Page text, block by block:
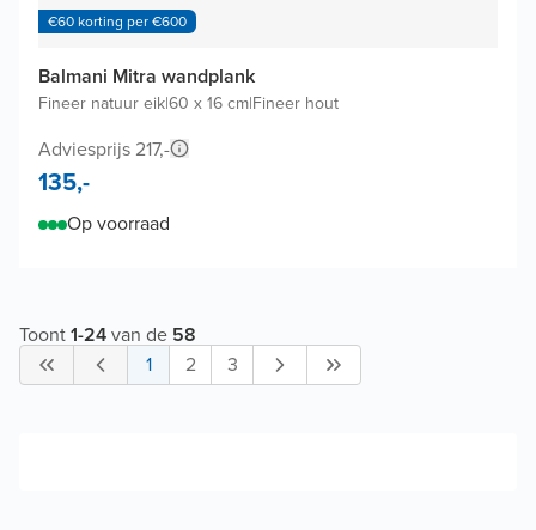
€60 korting per €600
Balmani Mitra wandplank
Fineer natuur eik|60 x 16 cm|Fineer hout
Adviesprijs 217,-
135,-
Op voorraad
Toont1-24van de 58
1
2 3